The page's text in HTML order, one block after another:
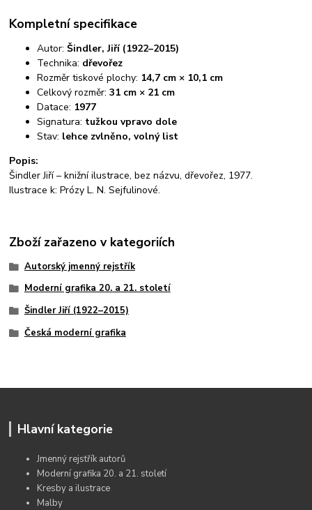
Kompletní specifikace
Autor:Šindler, Jiří (1922–2015)
Technika: dřevořez
Rozměr tiskové plochy: 14,7 cm × 10,1 cm
Celkový rozměr:31 cm × 21 cm
Datace: 1977
Signatura: tužkou vpravo dole
Stav: lehce zvlněno, volný list
Popis:
Šindler Jiří – knižní ilustrace, bez názvu, dřevořez, 1977.
Ilustrace k: Prózy L. N. Sejfulinové.
Zboží zařazeno v kategoriích
Autorský jmenný rejstřík
Moderní grafika 20. a 21. století
Šindler Jiří (1922–2015)
Česká moderní grafika
Hlavní kategorie
Jmenný rejstřík autorů
Moderní grafika 20. a 21. století
Kresby a ilustrace
Malby